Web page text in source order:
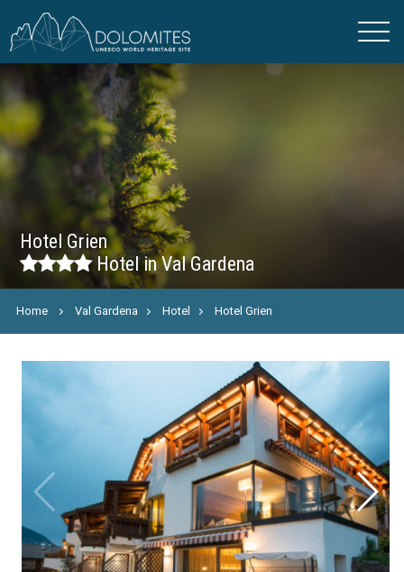
Hotel Grien
Hotel in Val Gardena
Home Val Gardena Hotel Hotel Grien